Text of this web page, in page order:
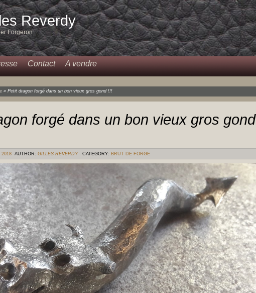
Reverdy
Forgeron
Contact A vendre
» Petit dragon forgé dans un bon vieux gros gond !!!
forgé dans un bon vieux gros gond
2018 AUTHOR: GILLES REVERDY CATEGORY: BRUT DE FORGE